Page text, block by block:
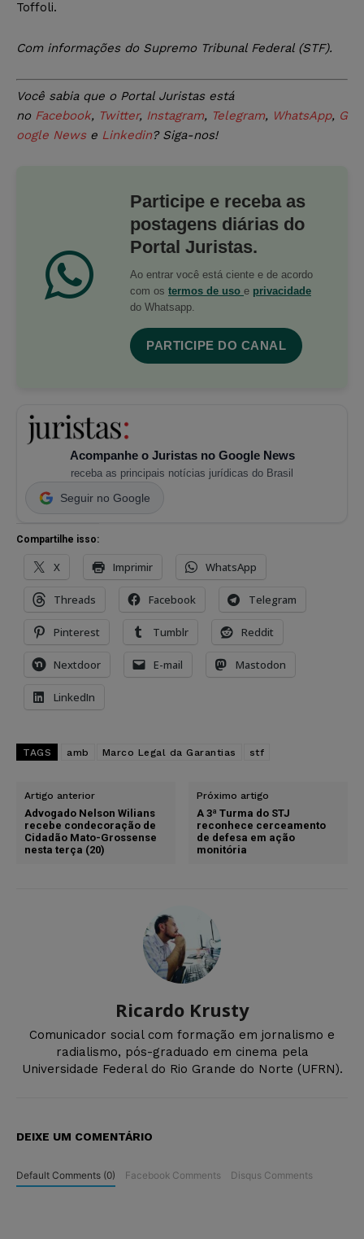
Toffoli.
Com informações do Supremo Tribunal Federal (STF).
Você sabia que o Portal Juristas está
no Facebook, Twitter, Instagram, Telegram, WhatsApp, G
oogle Newse Linkedin? Siga-nos!
Participe e receba as
postagens diárias do
Portal Juristas.
Ao entrar você está ciente e de acordo
com os termos de uso e privacidade
do Whatsapp.
PARTICIPE DO CANAL
Acompanhe o Juristas no Google News
receba as principais notícias jurídicas do Brasil
Seguir no Google
Compartilhe isso:
X Imprimir WhatsApp
Threads Facebook Telegram
Pinterest Tumblr Reddit
Nextdoor E-mail Mastodon
LinkedIn
TAGS amb Marco Legal da Garantias stf
Artigo anterior
Advogado Nelson Wilians
recebe condecoração de
Cidadão Mato-Grossense
nesta terça (20)
Próximo artigo
A 3ª Turma do STJ
reconhece cerceamento
de defesa em ação
monitória
Ricardo Krusty
Comunicador social com formação em jornalismo e
radialismo, pós-graduado em cinema pela
Universidade Federal do Rio Grande do Norte (UFRN).
DEIXE UM COMENTÁRIO
Default Comments (0) Facebook Comments Disqus Comments